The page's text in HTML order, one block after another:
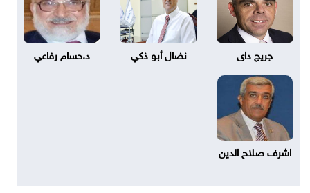
جريج داى نضال أبو ذكي د.حسام رفاعي
اشرف صلاح الدين